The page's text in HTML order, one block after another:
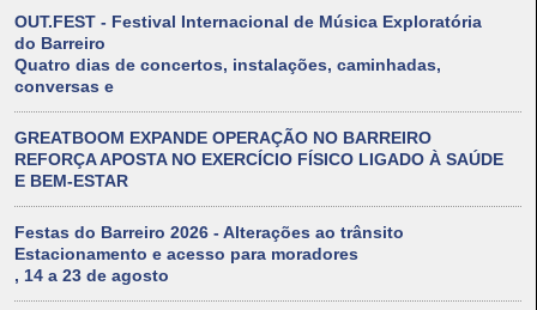
OUT.FEST - Festival Internacional de Música Exploratória
do Barreiro
Quatro dias de concertos, instalações, caminhadas,
conversas e
GREATBOOM EXPANDE OPERAÇÃO NO BARREIRO
REFORÇA APOSTA NO EXERCÍCIO FÍSICO LIGADO À SAÚDE
E BEM-ESTAR
Festas do Barreiro 2026 - Alterações ao trânsito
Estacionamento e acesso para moradores
, 14 a 23 de agosto